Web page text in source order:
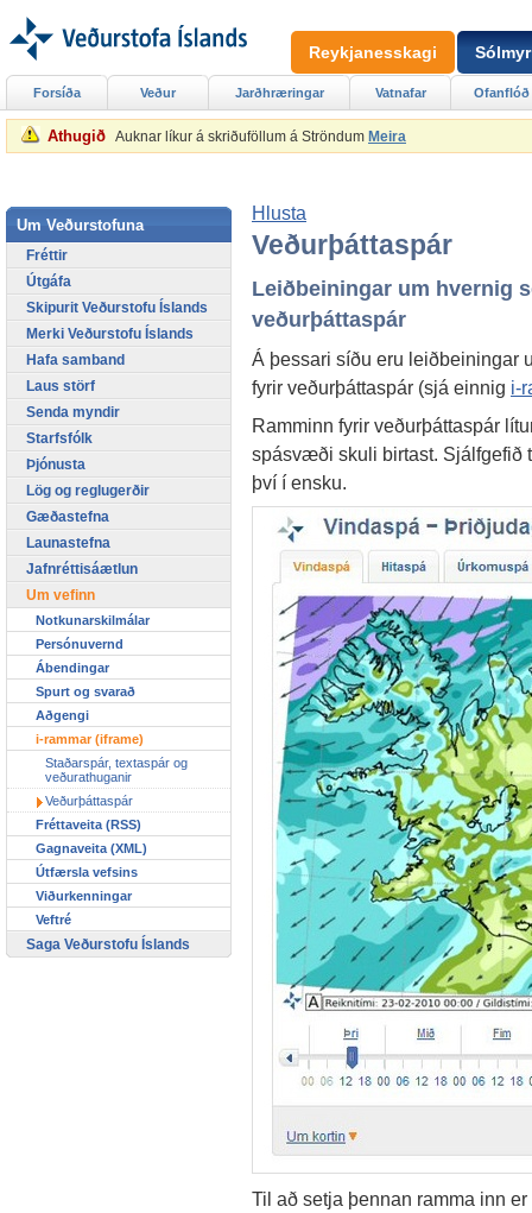
Athugið Auknar líkur á skriðuföllum á Ströndum Meira
Hlusta
Veðurþáttaspár
Leiðbeiningar um hvernig
veðurþáttaspár
Á þessari síðu eru leiðbeiningar
fyrir veðurþáttaspár (sjá einnig i-
Ramminn fyrir veðurþáttaspár
spásvæði skuli birtast. Sjálfgefið
því í ensku.
Til að setja þennan ramma inn
Forsíða Veður Jarðhræringar Vatnafar Ofanflóð
Um Veðurstofuna
Fréttir
Útgáfa
Skipurit Veðurstofu Íslands
Merki Veðurstofu Íslands
Hafa samband
Laus störf
Senda myndir
Starfsfólk
Þjónusta
Lög og reglugerðir
Gæðastefna
Launastefna
Jafnréttisáætlun
Um vefinn
Notkunarskilmálar
Persónuvernd
Ábendingar
Spurt og svarað
Aðgengi
i-rammar (iframe)
Staðarspár, textaspár og
veðurathuganir
Veðurþáttaspár
Fréttaveita (RSS)
Gagnaveita (XML)
Útfærsla vefsins
Viðurkenningar
Veftré
Saga Veðurstofu Íslands
Reykjanesskagi